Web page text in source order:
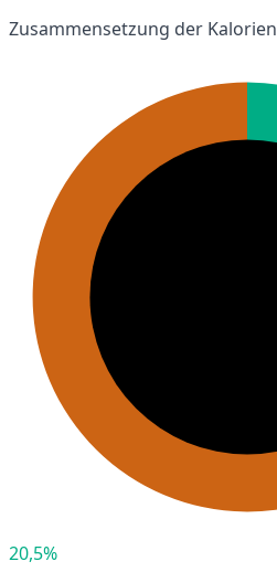
Zusammensetzung der Kalorien
20,5%